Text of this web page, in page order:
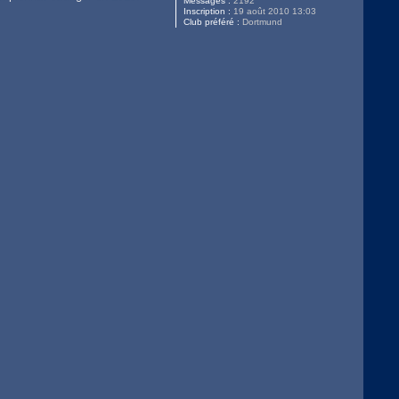
Inscription : 19 août 2010 13:03
Club préféré : Dortmund